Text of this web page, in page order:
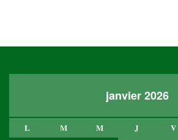
janvier 2026
L M M J V